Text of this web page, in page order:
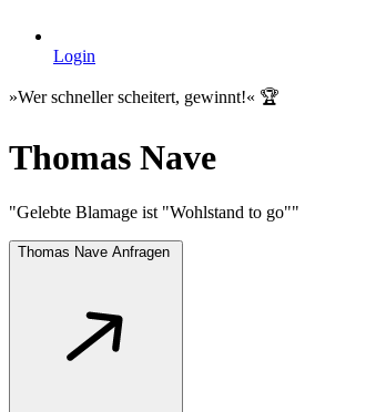
Login
»Wer schneller scheitert, gewinnt!« 🏆
Thomas Nave
"Gelebte Blamage ist "Wohlstand to go""
Thomas Nave Anfragen